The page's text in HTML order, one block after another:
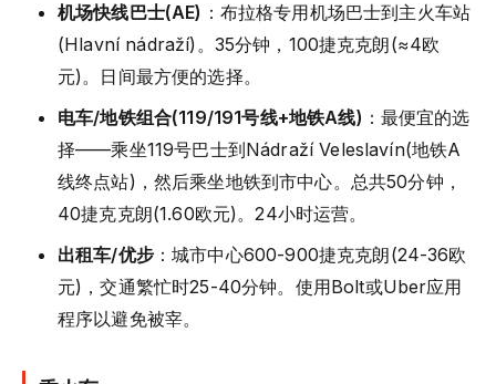
机场快线巴士(AE) ：布拉格专用机场巴士到主火车站
(Hlavní nádraží)。35分钟，100捷克克朗(≈4欧
元)。日间最方便的选择。
电车/地铁组合(119/191号线+地铁A线) ：最便宜的选
择——乘坐119号巴士到Nádraží Veleslavín(地铁A
线终点站)，然后乘坐地铁到市中心。总共50分钟，
40捷克克朗(1.60欧元)。24小时运营。
出租车/优步：城市中心600-900捷克克朗(24-36欧
元)，交通繁忙时25-40分钟。使用Bolt或Uber应用
程序以避免被宰。